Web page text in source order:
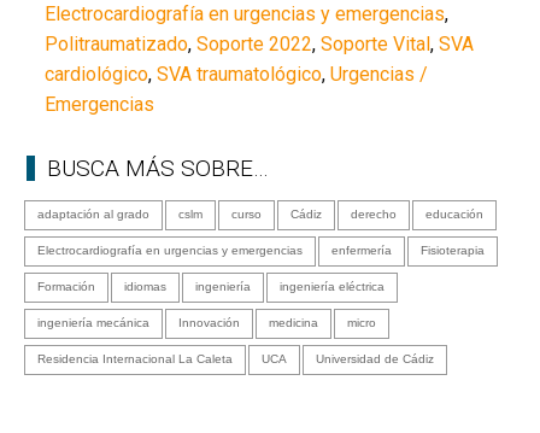
Electrocardiografía en urgencias y emergencias,
Politraumatizado,Soporte 2022,Soporte Vital,SVA
cardiológico,SVA traumatológico,Urgencias /
Emergencias
BUSCA MÁS SOBRE…
adaptación al grado cslm curso Cádiz derecho educación
Electrocardiografía en urgencias y emergencias enfermería Fisioterapia
Formación idiomas ingeniería ingeniería eléctrica
ingeniería mecánica Innovación medicina micro
Residencia Internacional La Caleta UCA Universidad de Cádiz